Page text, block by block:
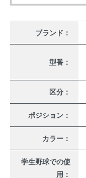
ブランド：
型番：
区分：
ポジション：
カラー：
学生野球での使
用：